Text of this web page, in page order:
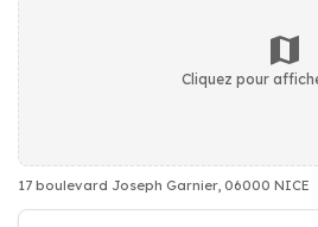
Cliquez pour
17 boulevard Joseph Garnier, 06000 NICE